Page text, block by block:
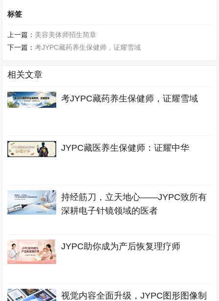
标签
上一篇： 美容美体师招生简章
下一篇：考JYPC藏药养生保健师，证耀雪域
相关文章
考JYPC藏药养生保健师，证耀雪域
JYPC藏医养生保健师：证耀中华
持经筋刀，立天地心——JYPC致所有
深耕电子针镜领域的医者
JYPC助你成为产后恢复理疗师
视觉内容全面升级，JYPC图形图像制